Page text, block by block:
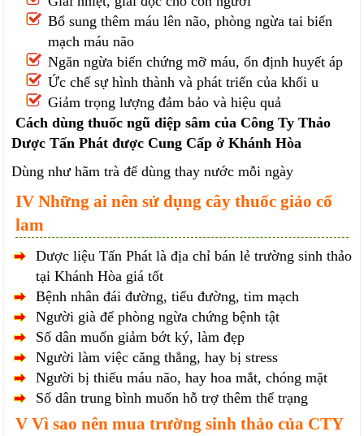
Bổ sung thêm máu lên não, phòng ngừa tai biến
mạch máu não
Ngăn ngừa biến chứng mỡ máu, ổn định huyết áp
Ức chế sự hình thành và phát triển của khối u
Giảm trọng lượng đảm bảo và hiệu quả
Cách dùng thuốc ngũ diệp sâm của Công Ty Thảo
Dược Tấn Phát được Cung Cấp ở Khánh Hòa
Dùng như hãm trà để dùng thay nước mỗi ngày
IV Những ai nên sử dụng cây thuốc giảo cổ
lam
Dược liệu Tấn Phát là địa chỉ bán lẻ trường sinh thảo
tại Khánh Hòa giá tốt
Bệnh nhân đái đường, tiểu đường, tim mạch
Người già để phòng ngừa chứng bệnh tật
Số dân muốn giảm bớt ký, làm đẹp
Người làm việc căng thẳng, hay bị stress
Người bị thiếu máu não, hay hoa mắt, chóng mặt
Số dân trung bình muốn hỗ trợ thêm thể trạng
V Vì sao nên mua trường sinh thảo của CTY